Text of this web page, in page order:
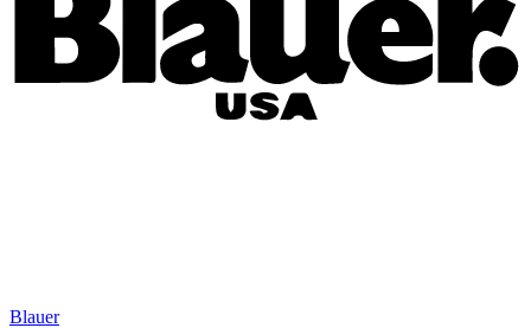
Blauer